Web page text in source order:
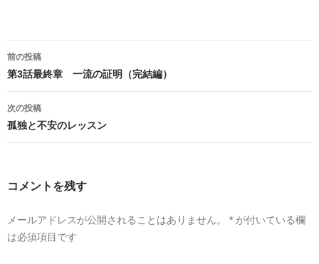
投稿ナビゲーション
前の投稿
第3話最終章 一流の証明（完結編）
次の投稿
孤独と不安のレッスン
コメントを残す
メールアドレスが公開されることはありません。 * が付いている欄
は必須項目です